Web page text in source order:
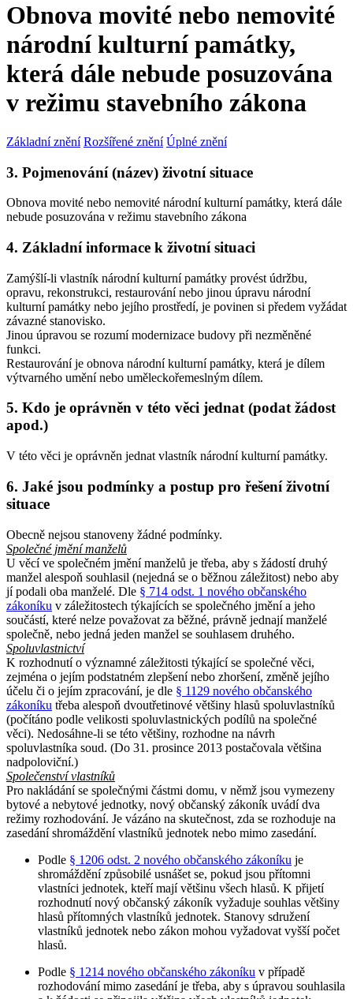
Obnova movité nebo nemovité
národní kulturní památky,
která dále nebude posuzována
v režimu stavebního zákona
Základní znění Rozšířené znění Úplné znění
3. Pojmenování (název) životní situace
Obnova movité nebo nemovité národní kulturní památky, která dále
nebude posuzována v režimu stavebního zákona
4. Základní informace k životní situaci
Zamýšlí-li vlastník národní kulturní památky provést údržbu,
opravu, rekonstrukci, restaurování nebo jinou úpravu národní
kulturní památky nebo jejího prostředí, je povinen si předem vyžádat
závazné stanovisko.
Jinou úpravou se rozumí modernizace budovy při nezměněné
funkci.
Restaurování je obnova národní kulturní památky, která je dílem
výtvarného umění nebo uměleckořemeslným dílem.
5. Kdo je oprávněn v této věci jednat (podat žádost
apod.)
V této věci je oprávněn jednat vlastník národní kulturní památky.
6. Jaké jsou podmínky a postup pro řešení životní
situace
Obecně nejsou stanoveny žádné podmínky.
Společné jmění manželů
U věcí ve společném jmění manželů je třeba, aby s žádostí druhý
manžel alespoň souhlasil (nejedná se o běžnou záležitost) nebo aby
jí podali oba manželé. Dle § 714 odst. 1 nového občanského
zákoníku v záležitostech týkajících se společného jmění a jeho
součástí, které nelze považovat za běžné, právně jednají manželé
společně, nebo jedná jeden manžel se souhlasem druhého.
Spoluvlastnictví
K rozhodnutí o významné záležitosti týkající se společné věci,
zejména o jejím podstatném zlepšení nebo zhoršení, změně jejího
účelu či o jejím zpracování, je dle § 1129 nového občanského
zákoníku třeba alespoň dvoutřetinové většiny hlasů spoluvlastníků
(počítáno podle velikosti spoluvlastnických podílů na společné
věci). Nedosáhne-li se této většiny, rozhodne na návrh
spoluvlastníka soud. (Do 31. prosince 2013 postačovala většina
nadpoloviční.)
Společenství vlastníků
Pro nakládání se společnými částmi domu, v němž jsou vymezeny
bytové a nebytové jednotky, nový občanský zákoník uvádí dva
režimy rozhodování. Je vázáno na skutečnost, zda se rozhoduje na
zasedání shromáždění vlastníků jednotek nebo mimo zasedání.
Podle § 1206 odst. 2 nového občanského zákoníku je
shromáždění způsobilé usnášet se, pokud jsou přítomni
vlastníci jednotek, kteří mají většinu všech hlasů. K přijetí
rozhodnutí nový občanský zákoník vyžaduje souhlas většiny
hlasů přítomných vlastníků jednotek. Stanovy sdružení
vlastníků jednotek nebo zákon mohou vyžadovat vyšší počet
hlasů.
Podle § 1214 nového občanského zákoníku v případě
rozhodování mimo zasedání je třeba, aby s úpravou souhlasila